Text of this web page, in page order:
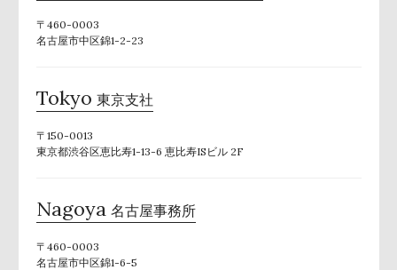
〒460-0003
名古屋市中区錦1-2-23
Tokyo 東京支社
〒150-0013
東京都渋谷区恵比寿1-13-6 恵比寿ISビル 2F
Nagoya 名古屋事務所
〒460-0003
名古屋市中区錦1-6-5